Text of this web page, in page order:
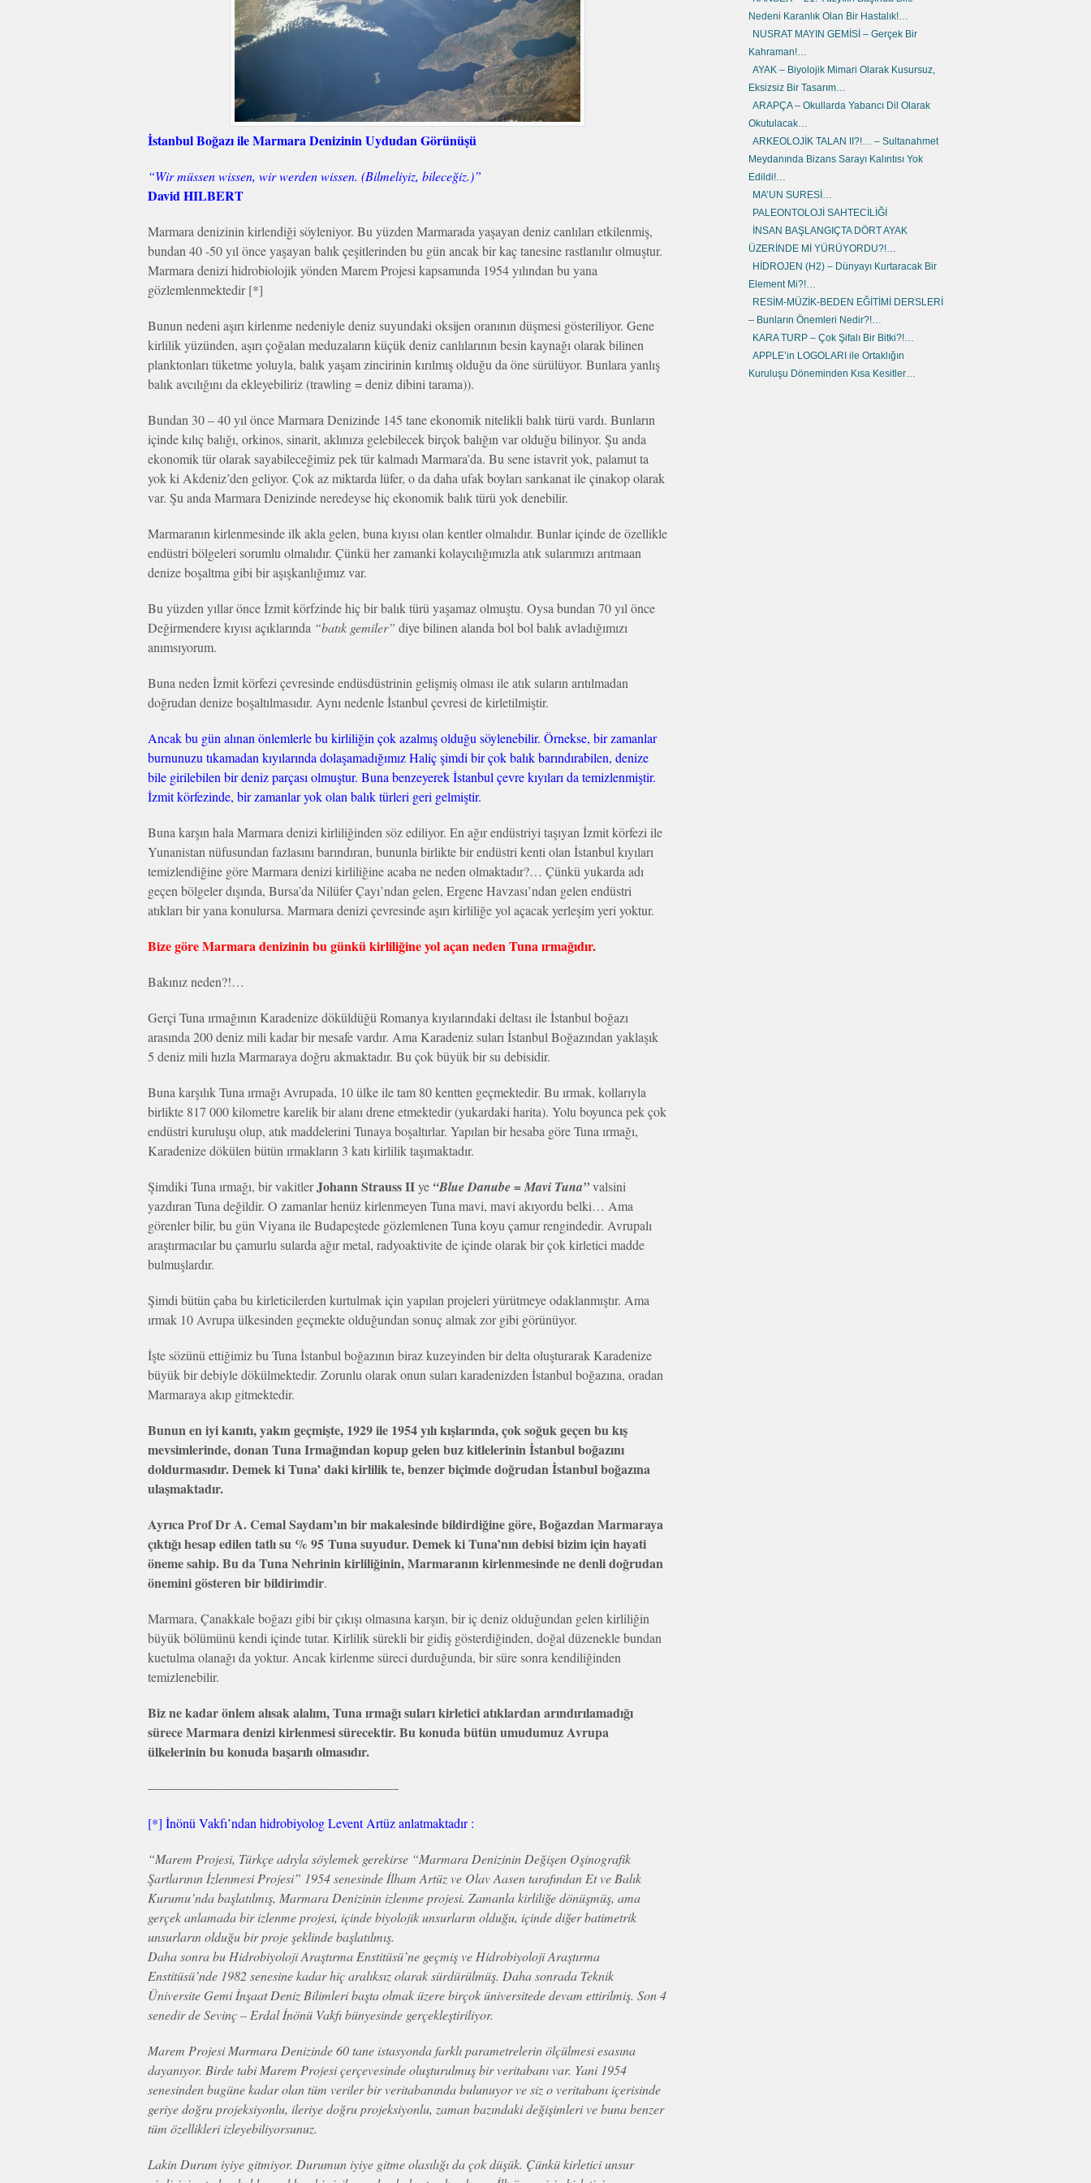
İstanbul Boğazı ile Marmara Denizinin Uydudan Görünüşü
“Wir müssen wissen, wir werden wissen. (Bilmeliyiz, bileceğiz.)”
David HILBERT
Marmara denizinin kirlendiği söyleniyor. Bu yüzden Marmarada yaşayan deniz canlıları etkilenmiş,
bundan 40 -50 yıl önce yaşayan balık çeşitlerinden bu gün ancak bir kaç tanesine rastlanılır olmuştur.
Marmara denizi hidrobiolojik yönden Marem Projesi kapsamında 1954 yılından bu yana
gözlemlenmektedir [*]
Bunun nedeni aşırı kirlenme nedeniyle deniz suyundaki oksijen oranının düşmesi gösteriliyor. Gene
kirlilik yüzünden, aşırı çoğalan meduzaların küçük deniz canlılarının besin kaynağı olarak bilinen
planktonları tüketme yoluyla, balık yaşam zincirinin kırılmış olduğu da öne sürülüyor. Bunlara yanlış
balık avcılığını da ekleyebiliriz (trawling = deniz dibini tarama)).
Bundan 30 – 40 yıl önce Marmara Denizinde 145 tane ekonomik nitelikli balık türü vardı. Bunların
içinde kılıç balığı, orkinos, sinarit, aklınıza gelebilecek birçok balığın var olduğu bilinyor. Şu anda
ekonomik tür olarak sayabileceğimiz pek tür kalmadı Marmara’da. Bu sene istavrit yok, palamut ta
yok ki Akdeniz’den geliyor. Çok az miktarda lüfer, o da daha ufak boyları sarıkanat ile çinakop olarak
var. Şu anda Marmara Denizinde neredeyse hiç ekonomik balık türü yok denebilir.
Marmaranın kirlenmesinde ilk akla gelen, buna kıyısı olan kentler olmalıdır. Bunlar içinde de özellikle
endüstri bölgeleri sorumlu olmalıdır. Çünkü her zamanki kolaycılığımızla atık sularımızı arıtmaan
denize boşaltma gibi bir aşışkanlığımız var.
Bu yüzden yıllar önce İzmit körfzinde hiç bir balık türü yaşamaz olmuştu. Oysa bundan 70 yıl önce
Değirmendere kıyısı açıklarında “batık gemiler” diye bilinen alanda bol bol balık avladığımızı
anımsıyorum.
Buna neden İzmit körfezi çevresinde endüsdüstrinin gelişmiş olması ile atık suların arıtılmadan
doğrudan denize boşaltılmasıdır. Aynı nedenle İstanbul çevresi de kirletilmiştir.
Ancak bu gün alınan önlemlerle bu kirliliğin çok azalmış olduğu söylenebilir. Örnekse, bir zamanlar
burnunuzu tıkamadan kıyılarında dolaşamadığımız Haliç şimdi bir çok balık barındırabilen, denize
bile girilebilen bir deniz parçası olmuştur. Buna benzeyerek İstanbul çevre kıyıları da temizlenmiştir.
İzmit körfezinde, bir zamanlar yok olan balık türleri geri gelmiştir.
Buna karşın hala Marmara denizi kirliliğinden söz ediliyor. En ağır endüstriyi taşıyan İzmit körfezi ile
Yunanistan nüfusundan fazlasını barındıran, bununla birlikte bir endüstri kenti olan İstanbul kıyıları
temizlendiğine göre Marmara denizi kirliliğine acaba ne neden olmaktadır?… Çünkü yukarda adı
geçen bölgeler dışında, Bursa’da Nilüfer Çayı’ndan gelen, Ergene Havzası’ndan gelen endüstri
atıkları bir yana konulursa. Marmara denizi çevresinde aşırı kirliliğe yol açacak yerleşim yeri yoktur.
Bize göre Marmara denizinin bu günkü kirliliğine yol açan neden Tuna ırmağıdır.
Bakınız neden?!…
Gerçi Tuna ırmağının Karadenize döküldüğü Romanya kıyılarındaki deltası ile İstanbul boğazı
arasında 200 deniz mili kadar bir mesafe vardır. Ama Karadeniz suları İstanbul Boğazından yaklaşık
5 deniz mili hızla Marmaraya doğru akmaktadır. Bu çok büyük bir su debisidir.
Buna karşılık Tuna ırmağı Avrupada, 10 ülke ile tam 80 kentten geçmektedir. Bu ırmak, kollarıyla
birlikte 817 000 kilometre karelik bir alanı drene etmektedir (yukardaki harita). Yolu boyunca pek çok
endüstri kuruluşu olup, atık maddelerini Tunaya boşaltırlar. Yapılan bir hesaba göre Tuna ırmağı,
Karadenize dökülen bütün ırmakların 3 katı kirlilik taşımaktadır.
Şimdiki Tuna ırmağı, bir vakitlerJohann Strauss IIye “Blue Danube = Mavi Tuna”valsini
yazdıran Tuna değildir. O zamanlar henüz kirlenmeyen Tuna mavi, mavi akıyordu belki… Ama
görenler bilir, bu gün Viyana ile Budapeştede gözlemlenen Tuna koyu çamur rengindedir. Avrupalı
araştırmacılar bu çamurlu sularda ağır metal, radyoaktivite de içinde olarak bir çok kirletici madde
bulmuşlardır.
Şimdi bütün çaba bu kirleticilerden kurtulmak için yapılan projeleri yürütmeye odaklanmıştır. Ama
ırmak 10 Avrupa ülkesinden geçmekte olduğundan sonuç almak zor gibi görünüyor.
İşte sözünü ettiğimiz bu Tuna İstanbul boğazının biraz kuzeyinden bir delta oluşturarak Karadenize
büyük bir debiyle dökülmektedir. Zorunlu olarak onun suları karadenizden İstanbul boğazına, oradan
Marmaraya akıp gitmektedir.
Bunun en iyi kanıtı, yakın geçmişte, 1929 ile 1954 yılı kışlarında, çok soğuk geçen bu kış
mevsimlerinde, donan Tuna Irmağından kopup gelen buz kitlelerinin İstanbul boğazını
doldurmasıdır. Demek ki Tuna’ daki kirlilik te, benzer biçimde doğrudan İstanbul boğazına
ulaşmaktadır.
Ayrıca Prof Dr A. Cemal Saydam’ın bir makalesinde bildirdiğine göre, Boğazdan Marmaraya
çıktığı hesap edilen tatlı su % 95 Tuna suyudur. Demek ki Tuna’nın debisi bizim için hayati
öneme sahip. Bu da Tuna Nehrinin kirliliğinin, Marmaranın kirlenmesinde ne denli doğrudan
önemini gösteren bir bildirimdir.
Marmara, Çanakkale boğazı gibi bir çıkışı olmasına karşın, bir iç deniz olduğundan gelen kirliliğin
büyük bölümünü kendi içinde tutar. Kirlilik sürekli bir gidiş gösterdiğinden, doğal düzenekle bundan
kuetulma olanağı da yoktur. Ancak kirlenme süreci durduğunda, bir süre sonra kendiliğinden
temizlenebilir.
Biz ne kadar önlem alısak alalım, Tuna ırmağı suları kirletici atıklardan arındırılamadığı
sürece Marmara denizi kirlenmesi sürecektir. Bu konuda bütün umudumuz Avrupa
ülkelerinin bu konuda başarılı olmasıdır.
———————————————————-
[*] İnönü Vakfı’ndan hidrobiyolog Levent Artüz anlatmaktadır :
“Marem Projesi, Türkçe adıyla söylemek gerekirse “Marmara Denizinin Değişen Oşinografik
Şartlarının İzlenmesi Projesi” 1954 senesinde İlham Artüz ve Olav Aasen tarafından Et ve Balık
Kurumu’nda başlatılmış, Marmara Denizinin izlenme projesi. Zamanla kirliliğe dönüşmüş, ama
gerçek anlamada bir izlenme projesi, içinde biyolojik unsurların olduğu, içinde diğer batimetrik
unsurların olduğu bir proje şeklinde başlatılmış.
Daha sonra bu Hidrobiyoloji Araştırma Enstitüsü’ne geçmiş ve Hidrobiyoloji Araştırma
Enstitüsü’nde 1982 senesine kadar hiç aralıksız olarak sürdürülmüş. Daha sonrada Teknik
Üniversite Gemi İnşaat Deniz Bilimleri başta olmak üzere birçok üniversitede devam ettirilmiş. Son 4
senedir de Sevinç – Erdal İnönü Vakfı bünyesinde gerçekleştiriliyor.
Marem Projesi Marmara Denizinde 60 tane istasyonda farklı parametrelerin ölçülmesi esasına
dayanıyor. Birde tabi Marem Projesi çerçevesinde oluşturulmuş bir veritabanı var. Yani 1954
senesinden bugüne kadar olan tüm veriler bir veritabanında bulunuyor ve siz o veritabanı içerisinde
geriye doğru projeksiyonlu, ileriye doğru projeksiyonlu, zaman bazındaki değişimleri ve buna benzer
tüm özellikleri izleyebiliyorsunuz.
Lakin Durum iyiye gitmiyor. Durumun iyiye gitme olasılığı da çok düşük. Çünkü kirletici unsur
Nedeni Karanlık Olan Bir Hastalık!…
NUSRAT MAYIN GEMİSİ – Gerçek Bir
Kahraman!…
AYAK – Biyolojik Mimari Olarak Kusursuz,
Eksizsiz Bir Tasarım…
ARAPÇA – Okullarda Yabancı Dil Olarak
Okutulacak…
ARKEOLOJİK TALAN II?!… – Sultanahmet
Meydanında Bizans Sarayı Kalıntısı Yok
Edildi!…
MA’UN SURESİ…
PALEONTOLOJİ SAHTECİLİĞİ
İNSAN BAŞLANGIÇTA DÖRT AYAK
ÜZERİNDE Mİ YÜRÜYORDU?!…
HİDROJEN (H2) – Dünyayı Kurtaracak Bir
Element Mi?!…
RESİM-MÜZİK-BEDEN EĞİTİMİ DERSLERİ
– Bunların Önemleri Nedir?!…
KARA TURP – Çok Şifalı Bir Bitki?!…
APPLE’in LOGOLARI ile Ortaklığın
Kuruluşu Döneminden Kısa Kesitler…